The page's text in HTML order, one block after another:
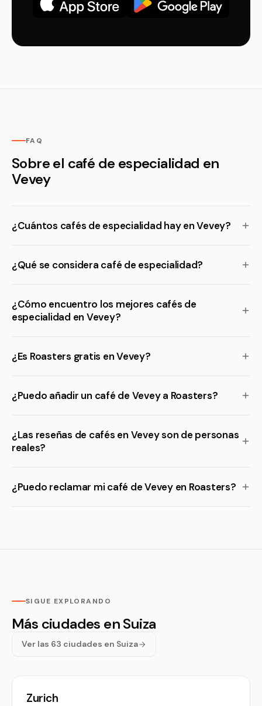
FAQ
Sobre el café de especialidad en
Vevey
¿Cuántos cafés de especialidad hay en Vevey?
¿Qué se considera café de especialidad?
¿Cómo encuentro los mejores cafés de
especialidad en Vevey?
¿Es Roasters gratis en Vevey?
¿Puedo añadir un café de Vevey a Roasters?
¿Las reseñas de cafés en Vevey son de personas
reales?
¿Puedo reclamar mi café de Vevey en Roasters?
SIGUE EXPLORANDO
Más ciudades en Suiza
Ver las 63 ciudades en Suiza
Zurich